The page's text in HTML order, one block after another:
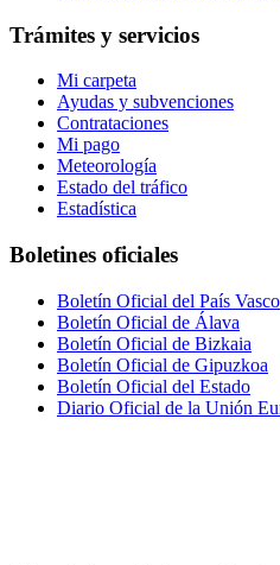
Trámites y servicios
Mi carpeta
Ayudas y subvenciones
Contrataciones
Mi pago
Meteorología
Estado del tráfico
Estadística
Boletines oficiales
Boletín Oficial del País Vasco
Boletín Oficial de Álava
Boletín Oficial de Bizkaia
Boletín Oficial de Gipuzkoa
Boletín Oficial del Estado
Diario Oficial de la Unión